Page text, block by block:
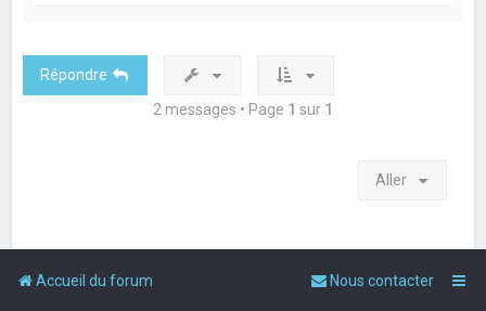
Répondre
2 messages • Page 1 sur 1
Aller
Accueil du forum Nous contacter